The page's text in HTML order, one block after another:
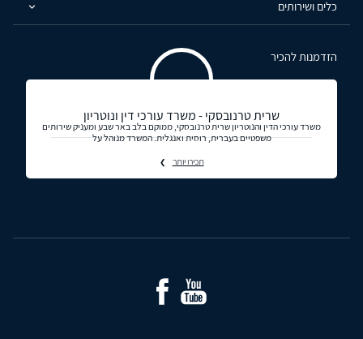
כלים ושירותים
הזדמנות להכיר
שרית טרנובסקי - משרד עורכי דין ונוטריון
משרד עורכי הדין והנוטריון שרית טרנובסקי, ממוקם בלב באר שבע ומעניק שירותים
משפטיים בעברית, רוסית ואנגלית. המשרד מנוהל על
תכירו יותר